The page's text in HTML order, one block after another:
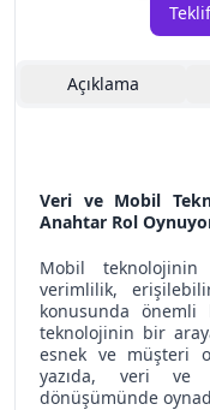
Açıklama
Veri ve Mobil
Anahtar Rol
Mobil
verimlilik,
konusunda
teknolojinin bir
esnek ve müşteri
yazıda, veri ve
dönüşümünde